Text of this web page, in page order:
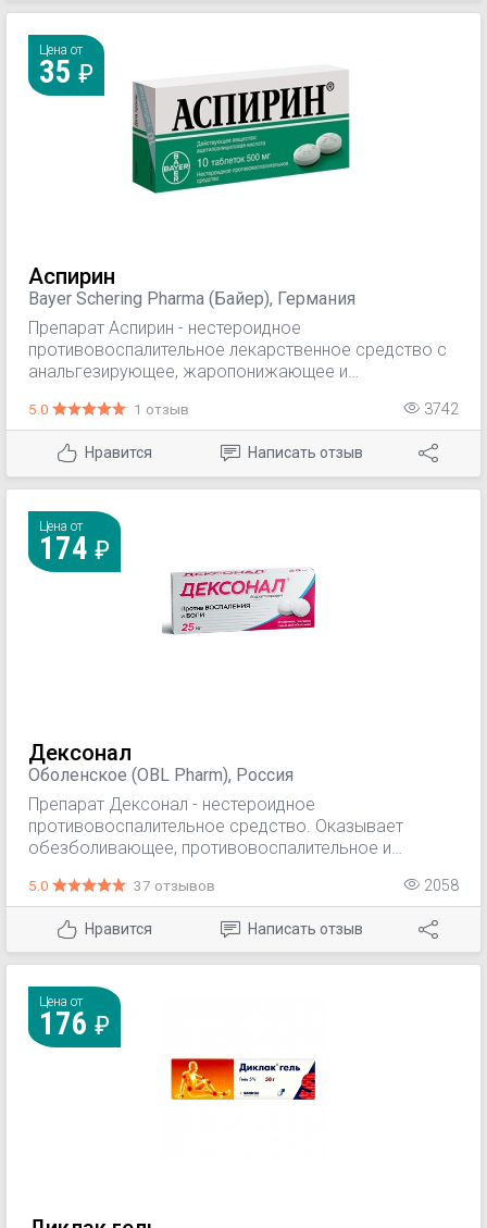
Цена от
35
Аспирин
Bayer Schering Pharma (Байер), Германия
Препарат Аспирин - нестероидное
противовоспалительное лекарственное средство с
анальгезирующее, жаропонижающее и
5.0 1 отзыв 3742
Нравится Написать отзыв
Цена от
174
Дексонал
Оболенское (OBL Pharm), Россия
Препарат Дексонал - нестероидное
противовоспалительное средство. Оказывает
обезболивающее, противовоспалительное и
эффект наступает через 30 мин после приема
препарата Дексонал внутрь, продолжительность
терапевтического действия достигает 4–6 ч.
5.0 37 отзывов 2058
Нравится Написать отзыв
Цена от
176